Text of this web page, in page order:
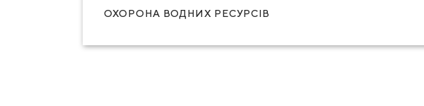
ОХОРОНА ВОДНИХ РЕСУРСІВ